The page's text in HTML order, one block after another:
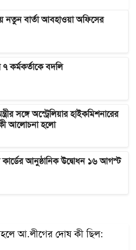
নতুন বার্তা আবহাওয়া অফিসের
কর্মকর্তাকে বদলি
সঙ্গে অস্ট্রেলিয়ার হাইকমিশনারের
আলোচনা হলো
কার্ডের আনুষ্ঠানিক উদ্বোধন ১৬ আগস্ট
আ.লীগের দোষ কী ছিল: